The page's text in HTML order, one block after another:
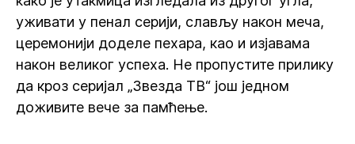
уживати у пенал серији, слављу након меча,
церемонији доделе пехара, као и изјавама
након великог успеха. Не пропустите прилику
да кроз серијал „Звезда ТВ“ још једном
доживите вече за памћење.